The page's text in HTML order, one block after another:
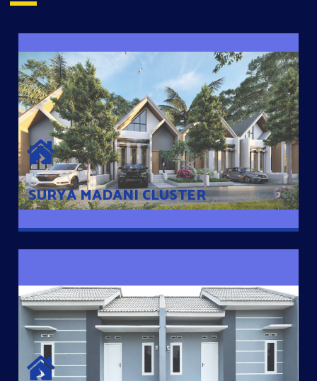
SURYA MADANI CLUSTER
SURYA MADANI CLUSTER
Desain Modern Minimalis dengan Konsep Rumah Pintar
Sehingga Memudahkan Penghuni mengakses rumahnya
dengan Ponsel
SURYA MADANI DUA
Satu-satunya Hunian nyaman dengan harga subsidi hanya 100
jutaan dengan lokasi strategis di Tuban